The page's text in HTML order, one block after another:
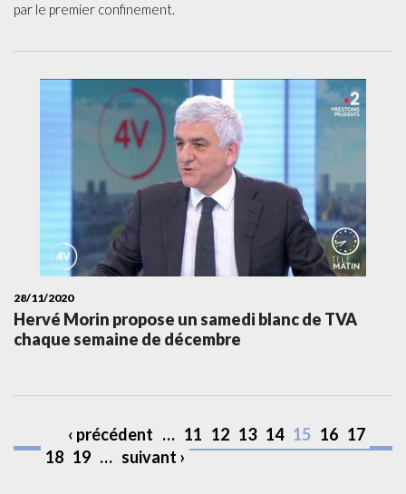
par le premier confinement.
28/11/2020
Hervé Morin propose un samedi blanc de TVA
chaque semaine de décembre
‹ précédent … 11 12 13 14 15 16 17
18 19 … suivant ›